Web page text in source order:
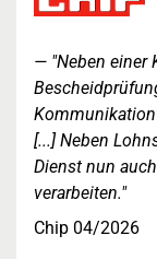
"Neben einer
[...] Neben
Dienst nun
verarbeiten."
Chip 04/2026